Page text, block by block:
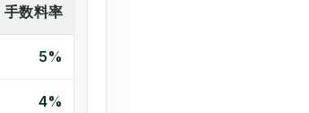
手数料率
5%
4%